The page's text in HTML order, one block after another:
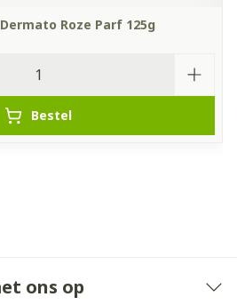
Roze Parf 125g
Bestel
ons op